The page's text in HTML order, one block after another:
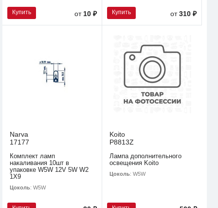
Купить от 10 ₽ Купить от310 ₽
Narva
17177
Комплект ламп
накаливания 10шт в
упаковке W5W 12V 5W W2
1X9
Цоколь: W5W
Koito
P8813Z
Лампа дополнительного
освещения Koito
Цоколь: W5W